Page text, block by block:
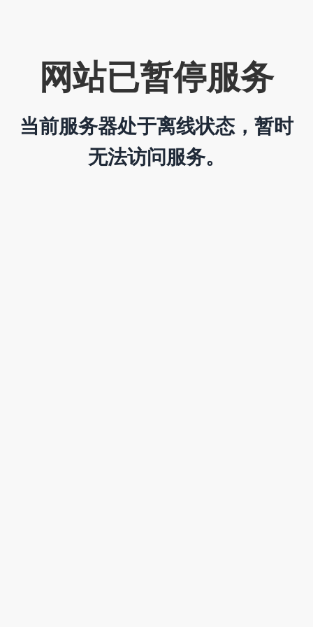
网站已暂停服务
当前服务器处于离线状态，暂时
无法访问服务。